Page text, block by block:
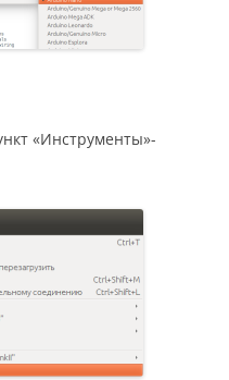
«Инструменты»-